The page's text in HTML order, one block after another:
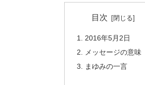
目次
2016年5月2日
メッセージの意味
まゆみの一言